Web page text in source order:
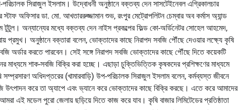
সিরাজুল ইসলাম। উদ্বোধনী অনুষ্ঠানে বক্তব্য দেন সাসটেইনেবল এগ্রিকালচার
অফিসার ডা. মো. আখতাররুজ্জামান শুভ, রংপুর মেট্রোপলিটন চেম্বার অব কর্মাস অ্যান্ড
টুটুল। অন্যান্যের মধ্যে বক্তব্য দেন নাইস প্রকল্পের ফিল্ড কো-অর্ডিনেটর সোহেল আহমেদ,
অনুষ্ঠানে বক্তারা বলেন, ভোক্তাদের কাছে নিরাপদ সবজি পৌঁছে দেওয়ার লক্ষ্যে কৃষি
অর্ডার করতে পারবেন। সেই সঙ্গে নিরাপদ সবজি ভোক্তাদের কাছে পৌঁছে দিতে কয়েকটি
মাধ্যমে শাক-সবজি বিক্রি করা হচ্ছে। এছাড়া চুক্তিভিত্তিক কৃষকদের প্রশিক্ষণের মাধ্যমে
অধিদপ্তরের (খামারবাড়ি) উপ-পরিচালক সিরাজুল ইসলাম বলেন, কর্মব্যস্ত জীবনে
করে তা অ্যাপে এবং ভ্যানে করে ভোক্তাদের কাছে বিক্রি করছে। এতে করে আমাদের
এই মডেল পুরো জেলায় ছড়িয়ে দিতে কাজ করে যাব। কৃষি বাজার লিমিটেডের প্রতিষ্ঠাতা